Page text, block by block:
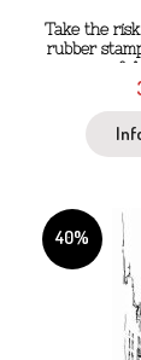
Take the
rubber
40%